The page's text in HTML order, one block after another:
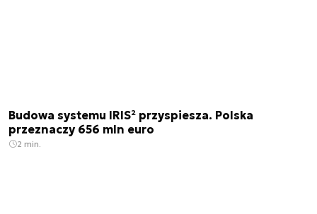
Budowa systemu IRIS² przyspiesza. Polska
przeznaczy 656 mln euro
2 min.